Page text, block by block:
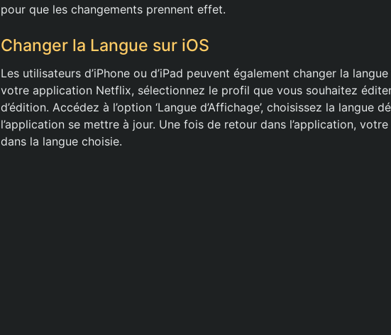
pour que les changements prennent effet.
Changer la Langue sur iOS
Les utilisateurs d’iPhone ou d’iPad peuvent également changer la
votre application Netflix, sélectionnez le profil que vous souhaitez
d’édition. Accédez à l’option ‘Langue d’Affichage’, choisissez la langue
l’application se mettre à jour. Une fois de retour dans l’application,
dans la langue choisie.